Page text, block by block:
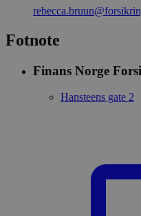
Fotnote
Finans Norge
Hansteens gate 2